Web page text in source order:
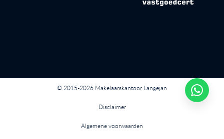
© 2015-2026 Makelaarskantoor Langejan
Disclaimer
Algemene voorwaarden